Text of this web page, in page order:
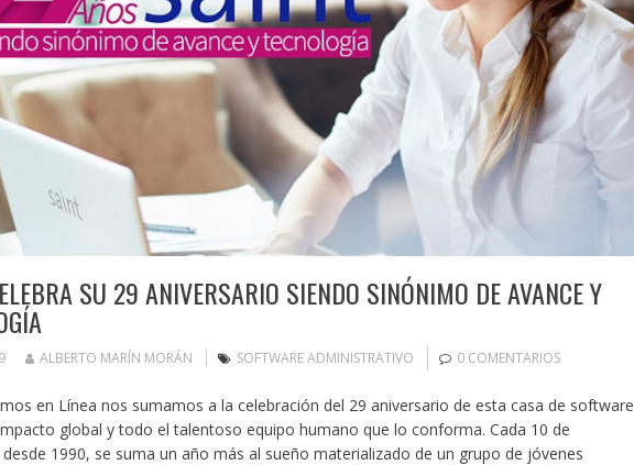
SU 29 ANIVERSARIO SIENDO SINÓNIMO DE AVANCE Y
ALBERTO MARÍN MORÁN SOFTWARE ADMINISTRATIVO 0 COMENTARIOS
en Línea nos sumamos a la celebración del 29 aniversario de esta casa de software
global y todo el talentoso equipo humano que lo conforma. Cada 10 de
1990, se suma un año más al sueño materializado de un grupo de jóvenes